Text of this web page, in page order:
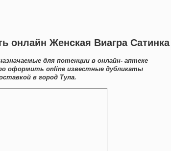
онлайн Женская Виагра Сатинка
для потенции в онлайн- аптеке
оформить online известные дубликаты
в город Тула.